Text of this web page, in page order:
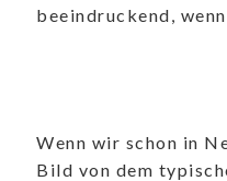
beeindruckend,
Wenn wir schon in
Bild von dem